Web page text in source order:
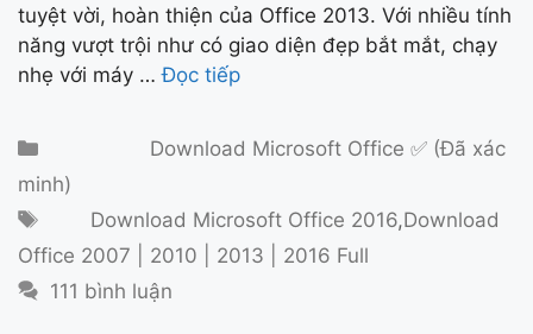
tuyệt vời, hoàn thiện của Office 2013. Với nhiều tính
năng vượt trội như có giao diện đẹp bắt mắt, chạy
nhẹ với máy …Đọc tiếp
Danh mụcDownload Microsoft Office ✅ (Đã xác
minh)
ThẻDownload Microsoft Office 2016,Download
Office 2007 | 2010 | 2013 | 2016 Full
111 bình luận